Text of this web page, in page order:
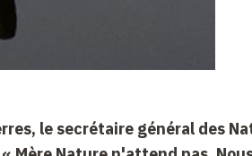
le secrétaire général des